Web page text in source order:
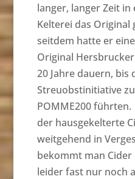
langer, langer Zeit
Kelterei das Original
seitdem hatte er
Original
20 Jahre dauern, bis
Streuobstinitiative
POMME200
der hausgekelterte
weitgehend in
bekommt man
leider fast nur noch